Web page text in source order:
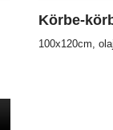
Körbe-
100x120cm,